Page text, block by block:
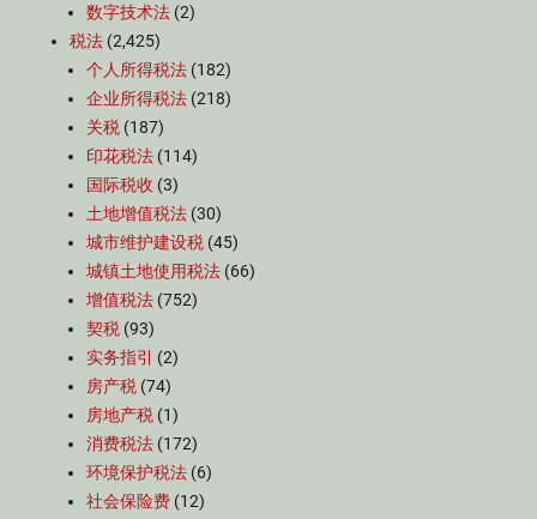
数字技术法 (2)
税法 (2,425)
个人所得税法 (182)
企业所得税法 (218)
关税 (187)
印花税法 (114)
国际税收 (3)
土地增值税法 (30)
城市维护建设税 (45)
城镇土地使用税法 (66)
增值税法 (752)
契税 (93)
实务指引
(2)
房产税 (74)
房地产税 (1)
消费税法 (172)
环境保护税法 (6)
社会保险费 (12)